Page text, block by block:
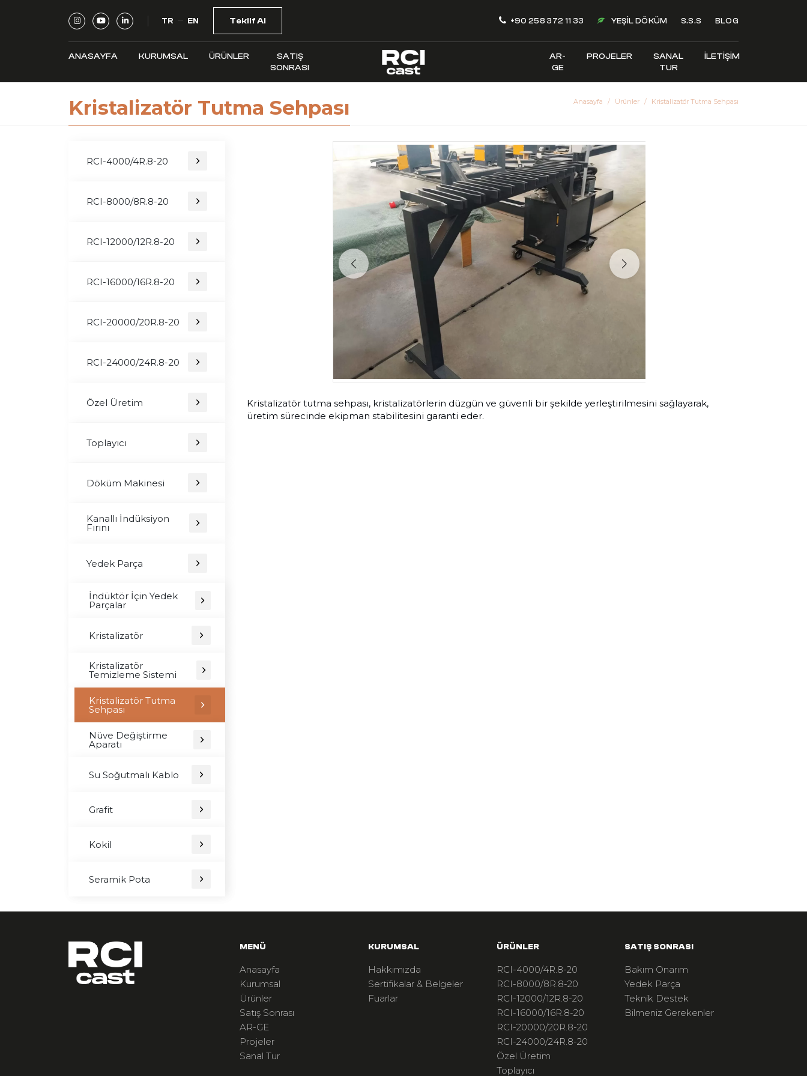
TR EN Teklif Al +90 258 372 11 33 YEŞIL DÖKÜM S.S.S BLOG
ANASAYFA KURUMSAL ÜRÜNLER
SATIŞ
SONRASI
AR-
GE
PROJELER
SANAL
TUR
İLETIŞIM
Kristalizatör Tutma Sehpası Anasayfa Ürünler Kristalizatör Tutma Sehpası
RCI-4000/4R.8-20
RCI-8000/8R.8-20
RCI-12000/12R.8-20
RCI-16000/16R.8-20
RCI-20000/20R.8-20
RCI-24000/24R.8-20
Özel Üretim
Toplayıcı
Döküm Makinesi
Kanallı İndüksiyon
Fırını
Yedek Parça
İndüktör İçin Yedek
Parçalar
Kristalizatör
Kristalizatör
Temizleme Sistemi
Kristalizatör Tutma
Sehpası
Nüve Değiştirme
Aparatı
Su Soğutmalı Kablo
Grafit
Kokil
Seramik Pota
Kristalizatör tutma sehpası, kristalizatörlerin düzgün ve güvenli bir şekilde yerleştirilmesini sağlayarak,
üretim sürecinde ekipman stabilitesini garanti eder.
MENÜ
Anasayfa
Kurumsal
Ürünler
Satış Sonrası
AR-GE
Projeler
Sanal Tur
KURUMSAL
Hakkımızda
Sertifikalar & Belgeler
Fuarlar
ÜRÜNLER
RCI-4000/4R.8-20
RCI-8000/8R.8-20
RCI-12000/12R.8-20
RCI-16000/16R.8-20
RCI-20000/20R.8-20
RCI-24000/24R.8-20
Özel Üretim
Toplayıcı
SATIŞ SONRASI
Bakım Onarım
Yedek Parça
Teknik Destek
Bilmeniz Gerekenler